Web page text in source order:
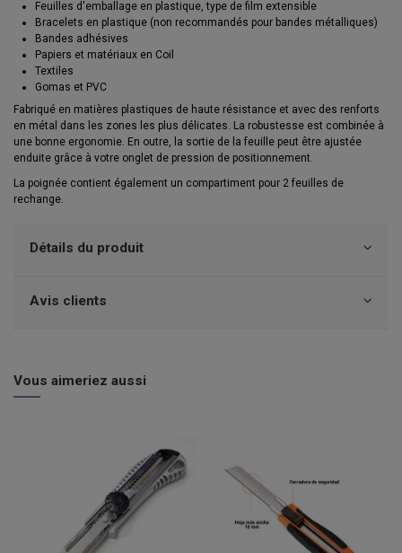
Feuilles d'emballage en plastique, type de film extensible
Bracelets en plastique (non recommandés pour bandes métalliques)
Bandes adhésives
Papiers et matériaux en Coil
Textiles
Gomas et PVC
Fabriqué en matières plastiques de haute résistance et avec des renforts
en métal dans les zones les plus délicates. La robustesse est combinée à
une bonne ergonomie. En outre, la sortie de la feuille peut être ajustée
enduite grâce à votre onglet de pression de positionnement.
La poignée contient également un compartiment pour 2 feuilles de
rechange.
Détails du produit
Avis clients
Vous aimeriez aussi